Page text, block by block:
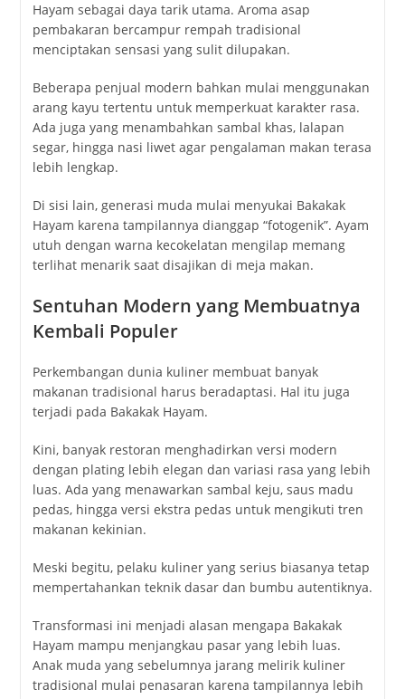
Hayam sebagai daya tarik utama. Aroma asap
pembakaran bercampur rempah tradisional
menciptakan sensasi yang sulit dilupakan.
Beberapa penjual modern bahkan mulai menggunakan
arang kayu tertentu untuk memperkuat karakter rasa.
Ada juga yang menambahkan sambal khas, lalapan
segar, hingga nasi liwet agar pengalaman makan terasa
lebih lengkap.
Di sisi lain, generasi muda mulai menyukai Bakakak
Hayam karena tampilannya dianggap “fotogenik”. Ayam
utuh dengan warna kecokelatan mengilap memang
terlihat menarik saat disajikan di meja makan.
Sentuhan Modern yang Membuatnya
Kembali Populer
Perkembangan dunia kuliner membuat banyak
makanan tradisional harus beradaptasi. Hal itu juga
terjadi pada Bakakak Hayam.
Kini, banyak restoran menghadirkan versi modern
dengan plating lebih elegan dan variasi rasa yang lebih
luas. Ada yang menawarkan sambal keju, saus madu
pedas, hingga versi ekstra pedas untuk mengikuti tren
makanan kekinian.
Meski begitu, pelaku kuliner yang serius biasanya tetap
mempertahankan teknik dasar dan bumbu autentiknya.
Transformasi ini menjadi alasan mengapa Bakakak
Hayam mampu menjangkau pasar yang lebih luas.
Anak muda yang sebelumnya jarang melirik kuliner
tradisional mulai penasaran karena tampilannya lebih